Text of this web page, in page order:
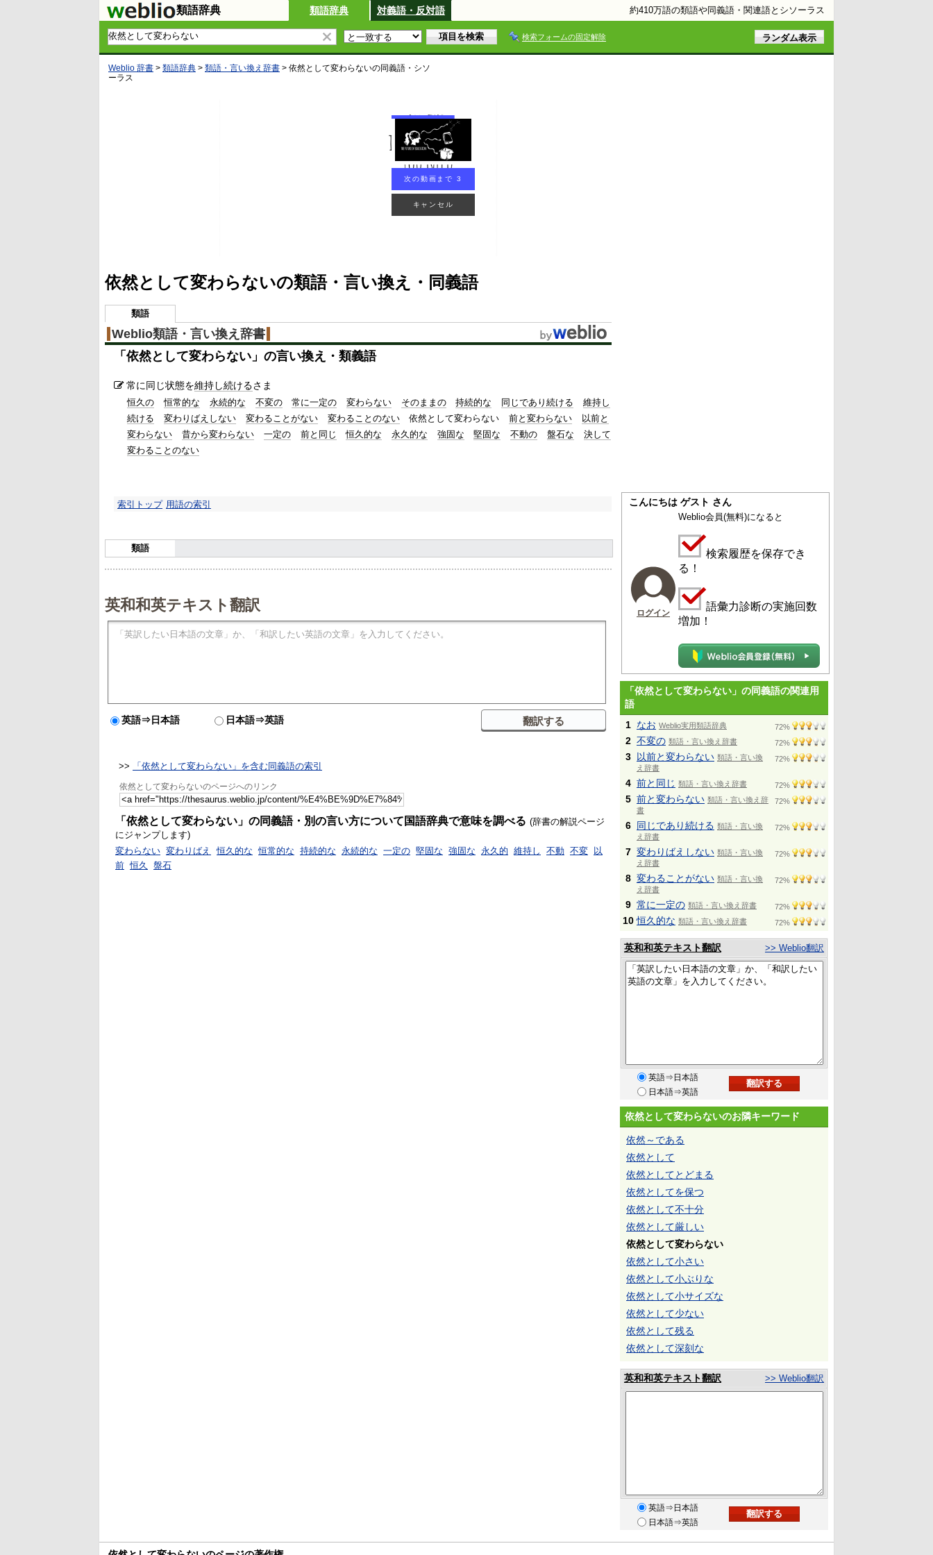
類語辞典 類語辞典 対義語・反対語 約410万語の類語や同義語・関連語とシソーラス
検索フォームの固定解除
Weblio 辞書 > 類語辞典 > 類語・言い換え辞書 > 依然として変わらないの同義語・シソ
ーラス
次の動画まで 2
キャンセル
依然として変わらないの類語・言い換え・同義語
類語
Weblio類語・言い換え辞書
「 依然として変わらない 」の言い換え・類義語
常に同じ状態を維持し続けるさま
恒久の 恒常的な 永続的な 不変の 常に一定の 変わらない そのままの 持続的な 同じであり続ける
維持し
続ける
変わりばえしない 変わることがない 変わることのない 依然として変わらない 前と変わらない
以前と
変わらない
昔から変わらない 一定の 前と同じ 恒久的な 永久的な 強固な 堅固な 不動の 盤石な
決して
変わることのない
索引トップ 用語の索引
類語
英和和英テキスト翻訳
英語⇒日本語 日本語⇒英語
>> 「依然として変わらない」を含む同義語の索引
依然として変わらないのページへのリンク
「依然として変わらない」の同義語・別の言い方について国語辞典で意味を調べる (辞書の解説ページ
にジャンプします)
変わらない 変わりばえ 恒久的な 恒常的な 持続的な 永続的な 一定の 堅固な 強固な 永久的 維持し 不動 不変
以
前 恒久 盤石
こんにちは ゲスト さん
ログイン
Weblio会員(無料)になると
検索履歴を保存でき
る！
語彙力診断の実施回数
増加！
「依然として変わらない」の同義語の関連用
語
1 なお Weblio実用類語辞典 72%
2 不変の 類語・言い換え辞書 72%
3 以前と変わらない 類語・言い換
え辞書
72%
4 前と同じ 類語・言い換え辞書 72%
5 前と変わらない 類語・言い換え辞
書
72%
6 同じであり続ける 類語・言い換
え辞書
72%
7 変わりばえしない 類語・言い換
え辞書
72%
8 変わることがない 類語・言い換
え辞書
72%
9 常に一定の 類語・言い換え辞書 72%
10 恒久的な 類語・言い換え辞書 72%
英和和英テキスト翻訳 >> Weblio翻訳
英語⇒日本語
日本語⇒英語
依然として変わらないのお隣キーワード
依然～である
依然として
依然としてとどまる
依然としてを保つ
依然として不十分
依然として厳しい
依然として変わらない
依然として小さい
依然として小ぶりな
依然として小サイズな
依然として少ない
依然として残る
依然として深刻な
英和和英テキスト翻訳 >> Weblio翻訳
英語⇒日本語
日本語⇒英語